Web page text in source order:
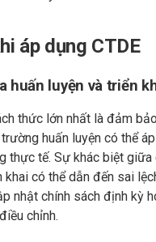
áp dụng CTDE
huấn luyện và triển
thức lớn nhất là đảm
huấn luyện có thể
thực tế. Sự khác biệt giữa
khai có thể dẫn đến sai
nhật chính sách định kỳ
chỉnh.